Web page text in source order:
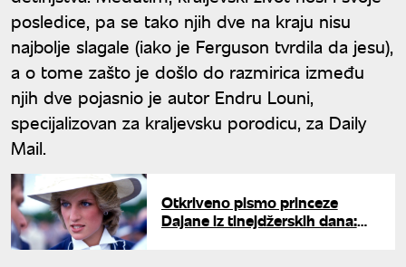
posledice, pa se tako njih dve na kraju nisu
najbolje slagale (iako je Ferguson tvrdila da jesu),
a o tome zašto je došlo do razmirica između
njih dve pojasnio je autor Endru Louni,
specijalizovan za kraljevsku porodicu, za Daily
Mail.
Otkriveno pismo princeze
Dajane iz tinejdžerskih dana: